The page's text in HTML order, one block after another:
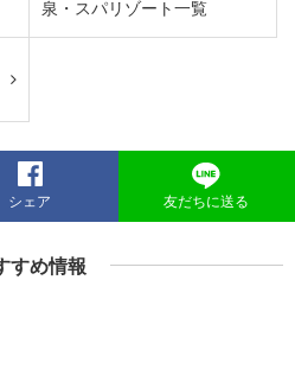
泉・スパリゾート一覧
シェア 友だちに送る
すめ情報